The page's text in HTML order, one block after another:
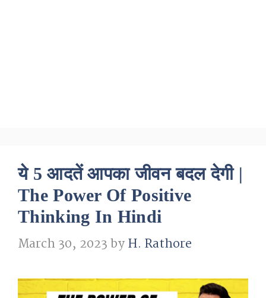
ये 5 आदतें आपका जीवन बदल देगी |
The Power Of Positive
Thinking In Hindi
March 30, 2023byH. Rathore